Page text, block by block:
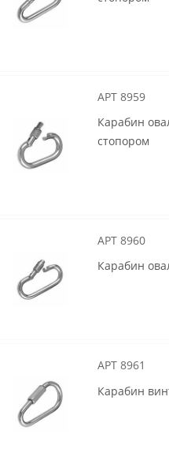
АРТ 8959
Карабин
стопором
АРТ 8960
Карабин
АРТ 8961
Карабин